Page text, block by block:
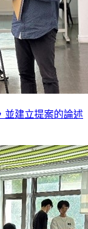
並建立提案的論述